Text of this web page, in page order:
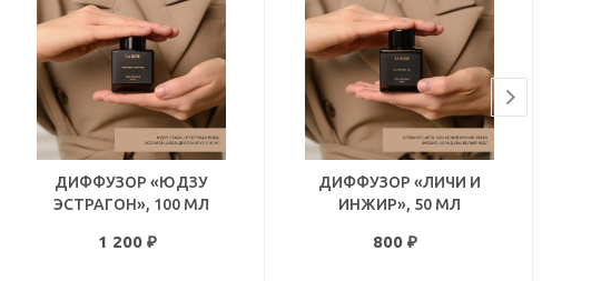
ДИФФУЗОР «ЮДЗУ
ЭСТРАГОН», 100 МЛ
1 200₽
ДИФФУЗОР «ЛИЧИ И
ИНЖИР», 50 МЛ
800 ₽